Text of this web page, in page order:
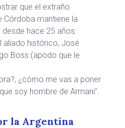
que el extraño
Córdoba mantiene la
hace 25 años.
aliado histórico, José
Boss (apodo que le
¿cómo me vas a poner
soy hombre de Armani”.
la Argentina